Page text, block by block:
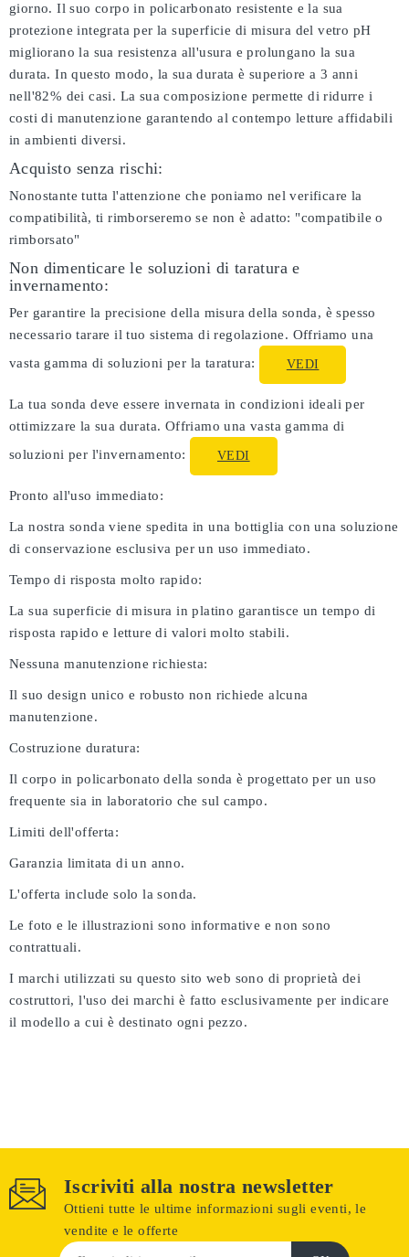
giorno. Il suo corpo in policarbonato resistente e la sua
protezione integrata per la superficie di misura del vetro pH
migliorano la sua resistenza all'usura e prolungano la sua
durata. In questo modo, la sua durata è superiore a 3 anni
nell'82% dei casi. La sua composizione permette di ridurre i
costi di manutenzione garantendo al contempo letture affidabili
in ambienti diversi.
Acquisto senza rischi:
Nonostante tutta l'attenzione che poniamo nel verificare la
compatibilità, ti rimborseremo se non è adatto: "compatibile o
rimborsato"
Non dimenticare le soluzioni di taratura e
invernamento:
Per garantire la precisione della misura della sonda, è spesso
necessario tarare il tuo sistema di regolazione. Offriamo una
vasta gamma di soluzioni per la taratura:
VEDI
La tua sonda deve essere invernata in condizioni ideali per
ottimizzare la sua durata. Offriamo una vasta gamma di
soluzioni per l'invernamento:
VEDI
Pronto all'uso immediato:
La nostra sonda viene spedita in una bottiglia con una soluzione
di conservazione esclusiva per un uso immediato.
Tempo di risposta molto rapido:
La sua superficie di misura in platino garantisce un tempo di
risposta rapido e letture di valori molto stabili.
Nessuna manutenzione richiesta:
Il suo design unico e robusto non richiede alcuna
manutenzione.
Costruzione duratura:
Il corpo in policarbonato della sonda è progettato per un uso
frequente sia in laboratorio che sul campo.
Limiti dell'offerta:
Garanzia limitata di un anno.
L'offerta include solo la sonda.
Le foto e le illustrazioni sono informative e non sono
contrattuali.
I marchi utilizzati su questo sito web sono di proprietà dei
costruttori, l'uso dei marchi è fatto esclusivamente per indicare
il modello a cui è destinato ogni pezzo.
Iscriviti alla nostra newsletter
Ottieni tutte le ultime informazioni sugli eventi, le
vendite e le offerte